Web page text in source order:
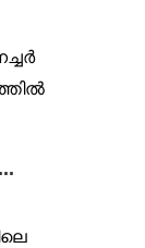
MUKHAPRASANGAM
ഡെയുടെ